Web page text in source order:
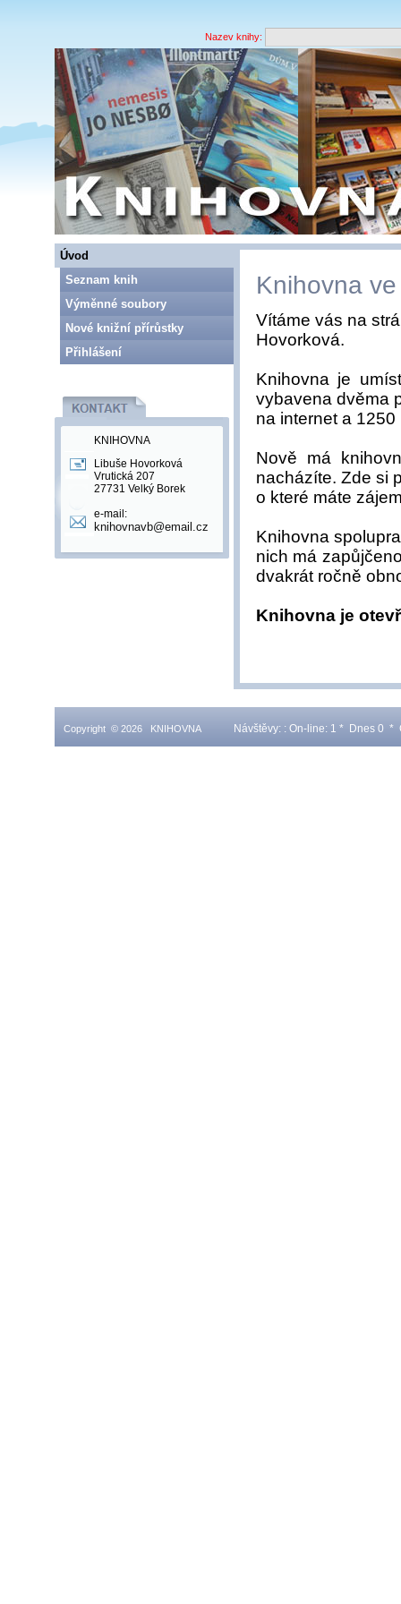
Nazev knihy:
Úvod
Seznam knih
Výměnné soubory
Nové knižní přírůstky
Přihlášení
KNIHOVNA
Libuše Hovorková
Vrutická 207
27731 Velký Borek
e-mail:
knihovnavb@email.cz
Knihovna
Vítáme vás na
Hovorková.
Knihovna je
vybavena dvěma
na internet a 1250
Nově má
nacházíte. Zde si
o které máte
Knihovna
nich má
dvakrát ročně
Knihovna je
Copyright © 2026 KNIHOVNA Návštěvy: : On-line: 1 * Dnes 0